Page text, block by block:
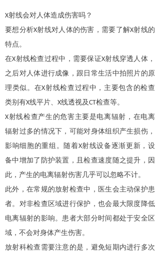
X射线会对人体造成伤害吗？
要想分析X射线对人体的伤害，需要了解X射线的
特点。
在X射线检查过程中，需要保证X射线穿透人体，
之后对人体进行成像，跟日常生活中拍照片的原
理类似。在X射线检查过程中，主要包含的检查
类别有X线平片、 X线透视及CT检查等。
X射线检查产生的危害主要是电离辐射，在电离
辐射过多的情况下，可能对身体组织产生损伤，
影响细胞的重组。随着X射线设备逐渐更新，设
备中增加了防护装置，且检查速度随之提升，因
此，产生的电离辐射伤害几乎可以忽略不计。
此外，在常规的放射检查中，医生会主动保护患
者。对非检查区域进行保护，也会最大限度降低
电离辐射的影响。患者大部分时间都处于安全区
域，不会对身体产生伤害。
放射科检查需要注意的是，避免短期内进行多次